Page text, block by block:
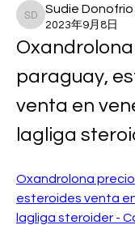
Sudie Donofrio
Sudie Donofrio
2023年9月8日
paraguay,
venta en
lagliga
Oxandrolona
esteroides venta
lagliga steroider -